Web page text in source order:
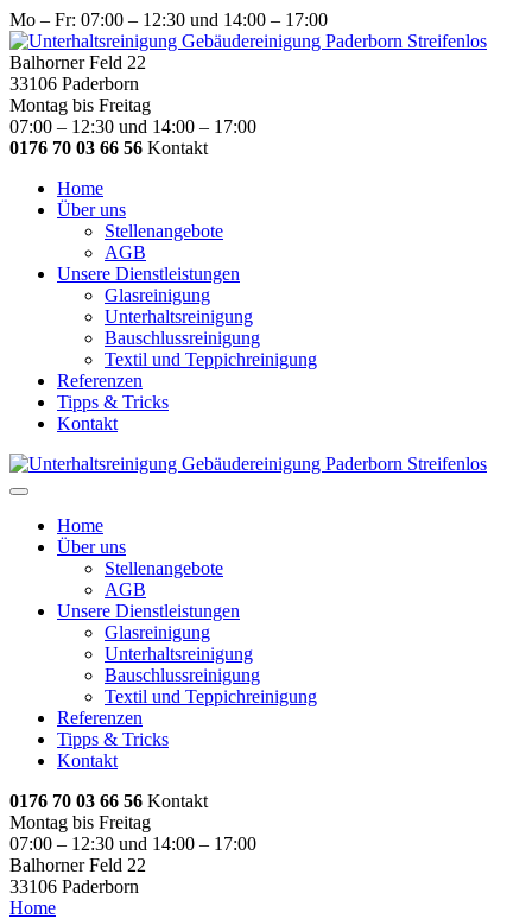
Mo – Fr: 07:00 – 12:30 und 14:00 – 17:00
Balhorner Feld 22
33106 Paderborn
Montag bis Freitag
07:00 – 12:30 und 14:00 – 17:00
0176 70 03 66 56 Kontakt
Home
Über uns
Stellenangebote
AGB
Unsere Dienstleistungen
Glasreinigung
Unterhaltsreinigung
Bauschlussreinigung
Textil und Teppichreinigung
Referenzen
Tipps & Tricks
Kontakt
Home
Über uns
Stellenangebote
AGB
Unsere Dienstleistungen
Glasreinigung
Unterhaltsreinigung
Bauschlussreinigung
Textil und Teppichreinigung
Referenzen
Tipps & Tricks
Kontakt
0176 70 03 66 56 Kontakt
Montag bis Freitag
07:00 – 12:30 und 14:00 – 17:00
Balhorner Feld 22
33106 Paderborn
Home